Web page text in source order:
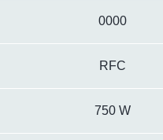
0000
RFC
750 W